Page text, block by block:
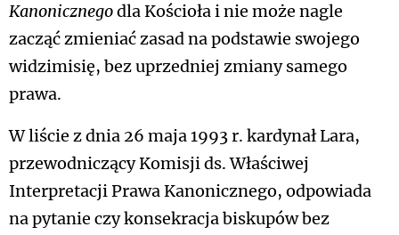
Kanonicznegodla Kościoła i nie może nagle
zacząć zmieniać zasad na podstawie swojego
widzimisię, bez uprzedniej zmiany samego
prawa.
W liście z dnia 26 maja 1993 r. kardynał Lara,
przewodniczący Komisji ds. Właściwej
Interpretacji Prawa Kanonicznego, odpowiada
na pytanie czy konsekracja biskupów bez